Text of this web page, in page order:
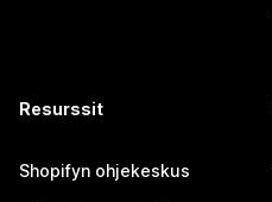
Resurssit
Shopifyn ohjekeskus